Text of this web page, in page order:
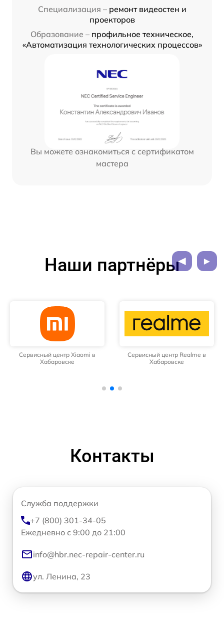
Специализация – ремонт видеостен и
проекторов
Образование – профильное техническое,
«Автоматизация технологических процессов»
Вы можете ознакомиться с сертификатом
мастера
Наши партнёры
Сервисный центр Xiaomi в
Хабаровске
Сервисный центр Realme в
Хабаровске
Контакты
Служба поддержки
+7 (800) 301-34-05
Ежедневно с 9:00 до 21:00
info@hbr.nec-repair-center.ru
ул. Ленина, 23